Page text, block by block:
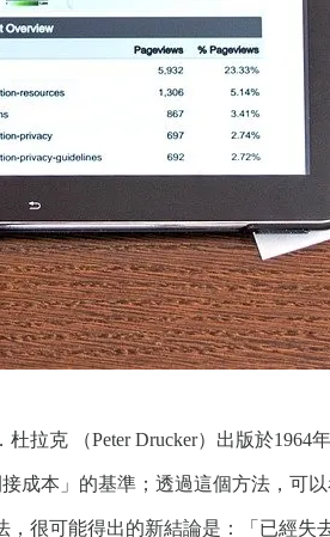
拉克 （Peter Drucker）出版於1964
接成本」的基準；透過這個方法，
很可能得出的新結論是：「已經